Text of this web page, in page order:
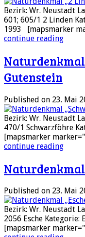
Bezirk: Wr. Neustadt
601; 605/1 2 Linden
1993 [mapsmarker
continue reading
Gutenstein
Published on 23. Mai
Bezirk: Wr. Neustadt
470/1 Schwarzföhre
[mapsmarker
continue reading
Naturdenkmal
Published on 23. Mai
Bezirk: Wr. Neustadt
2056 Esche Kategorie:
[mapsmarker